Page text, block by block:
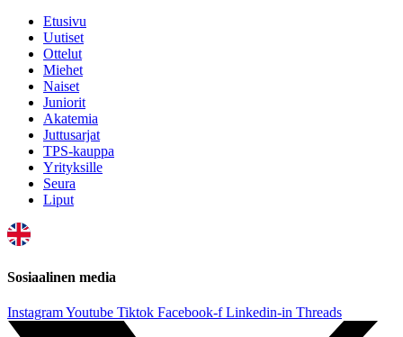
Etusivu
Uutiset
Ottelut
Miehet
Naiset
Juniorit
Akatemia
Juttusarjat
TPS-kauppa
Yrityksille
Seura
Liput
Sosiaalinen media
InstagramYoutube Tiktok Facebook-f Linkedin-in Threads